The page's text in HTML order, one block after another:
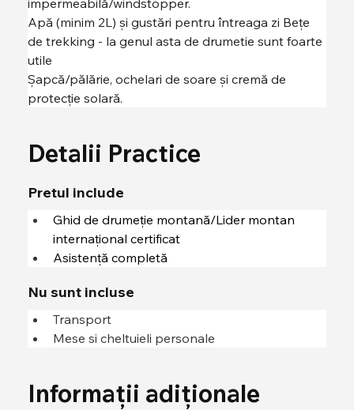
Detalii Practice
Pretul include
Ghid de drumeție montană/Lider montan
internațional certificat
Asistență completă
Nu sunt incluse
Transport
Informații adiționale
impermeabilă/windstopper.
Apă (minim 2L) și gustări pentru întreaga zi Bețe
de trekking - la genul asta de drumetie sunt foarte
utile
Șapcă/pălărie, ochelari de soare și cremă de
protecție solară.